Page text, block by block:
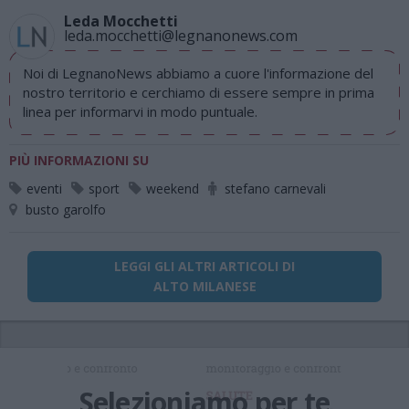
Leda Mocchetti
leda.mocchetti@legnanonews.com
Noi di LegnanoNews abbiamo a cuore l'informazione del
nostro territorio e cerchiamo di essere sempre in prima
linea per informarvi in modo puntuale.
PIÙ INFORMAZIONI SU
eventi
sport weekend
stefano carnevali
busto garolfo
LEGGI GLI ALTRI ARTICOLI DI
ALTO MILANESE